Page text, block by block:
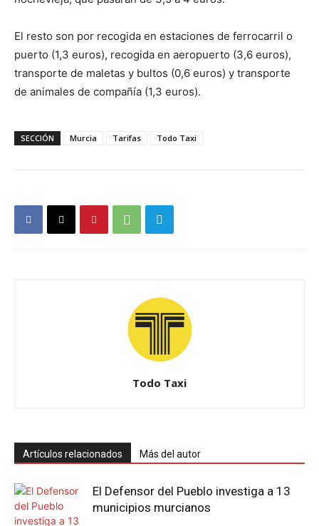
El resto son por recogida en estaciones de ferrocarril o
puerto (1,3 euros), recogida en aeropuerto (3,6 euros),
transporte de maletas y bultos (0,6 euros) y transporte
de animales de compañía (1,3 euros).
SECCIÓN Murcia Tarifas Todo Taxi
Todo Taxi
Artículos relacionados Más del autor
El Defensor del Pueblo investiga a 13
municipios murcianos